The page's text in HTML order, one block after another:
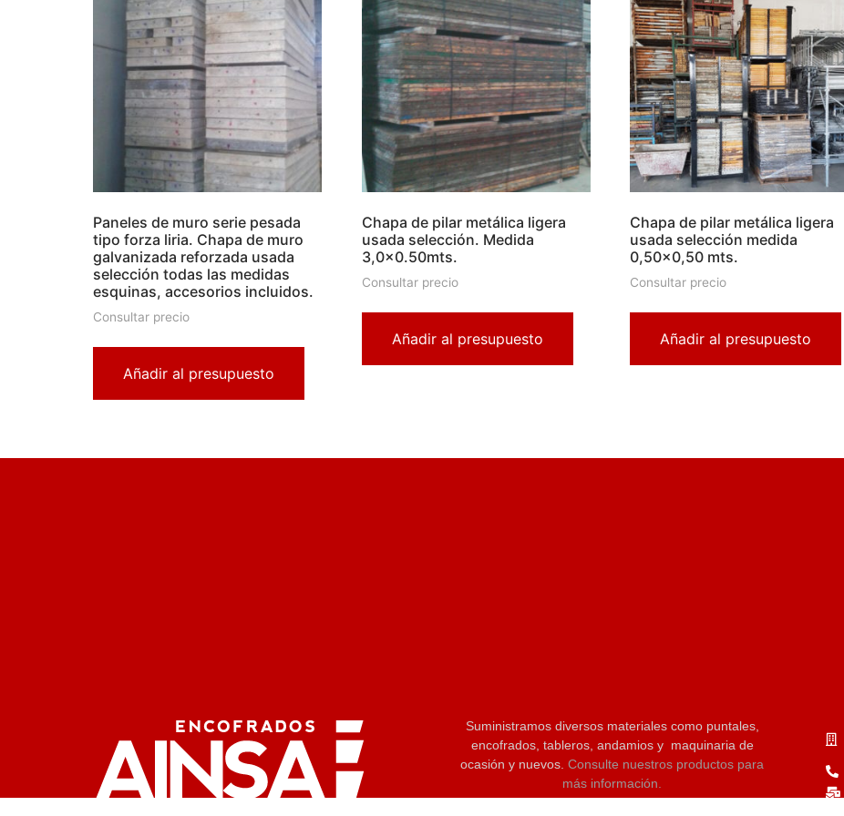
Paneles de muro serie pesada
tipo forza liria. Chapa de muro
galvanizada reforzada usada
selección todas las medidas
esquinas, accesorios incluidos.
Consultar precio
Añadir al presupuesto
Chapa de pilar metálica ligera
usada selección. Medida
3,0×0.50mts.
Consultar precio
Añadir al presupuesto
Chapa de pilar metálica ligera
usada selección medida
0,50×0,50 mts.
Consultar precio
Añadir al presupuesto
Suministramos diversos materiales como puntales,
encofrados, tableros, andamios y maquinaria de
ocasión y nuevos.Consulte nuestros productos para
más información.